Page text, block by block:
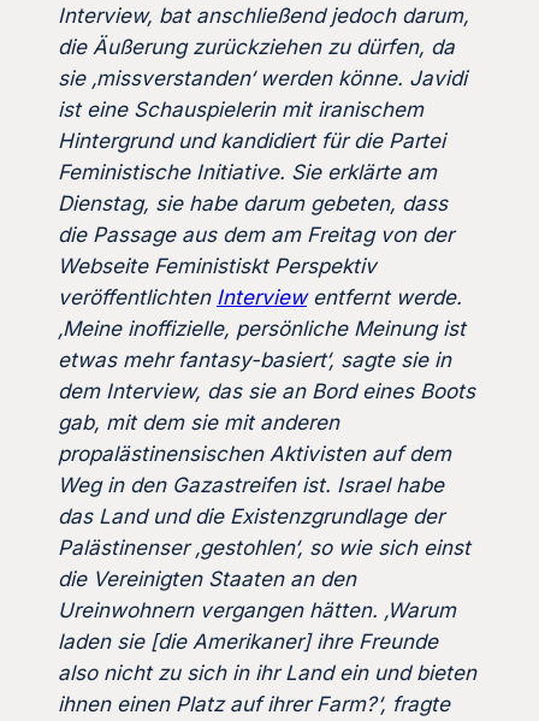
Interview, bat anschließend jedoch darum,
die Äußerung zurückziehen zu dürfen, da
sie ‚missverstanden‘ werden könne. Javidi
ist eine Schauspielerin mit iranischem
Hintergrund und kandidiert für die Partei
Feministische Initiative. Sie erklärte am
Dienstag, sie habe darum gebeten, dass
die Passage aus dem am Freitag von der
Webseite Feministiskt Perspektiv
veröffentlichten Interviewentfernt werde.
‚Meine inoffizielle, persönliche Meinung ist
etwas mehr fantasy-basiert‘, sagte sie in
dem Interview, das sie an Bord eines Boots
gab, mit dem sie mit anderen
propalästinensischen Aktivisten auf dem
Weg in den Gazastreifen ist. Israel habe
das Land und die Existenzgrundlage der
Palästinenser ‚gestohlen‘, so wie sich einst
die Vereinigten Staaten an den
Ureinwohnern vergangen hätten. ‚Warum
laden sie [die Amerikaner] ihre Freunde
also nicht zu sich in ihr Land ein und bieten
ihnen einen Platz auf ihrer Farm?‘, fragte